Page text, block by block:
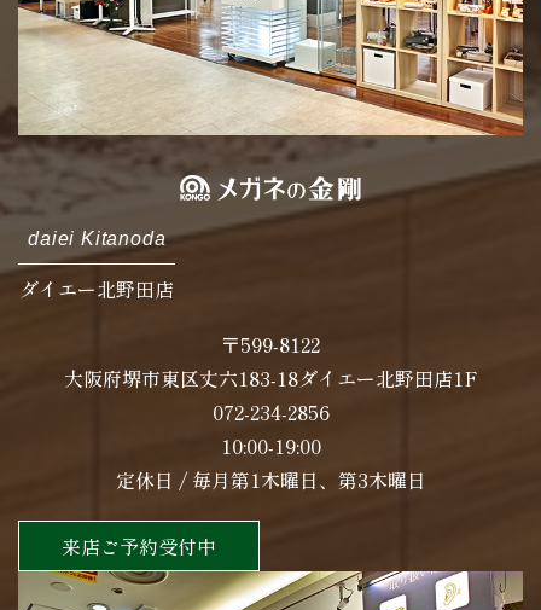
daiei Kitanoda
ダイエー北野田店
〒599-8122
大阪府堺市東区丈六183-18ダイエー北野田店1F
072-234-2856
10:00-19:00
定休日 / 毎月第1木曜日、第3木曜日
来店ご予約受付中